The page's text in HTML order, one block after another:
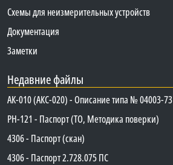
Схемы для неизмерительных устройств
Документация
Заметки
Недавние файлы
АК-010 (АКС-020) - Описание типа № 04003-73
PH-121 - Паспорт (ТО, Методика поверки)
4306 - Паспорт (скан)
4306 - Паспорт 2.728.075 ПС